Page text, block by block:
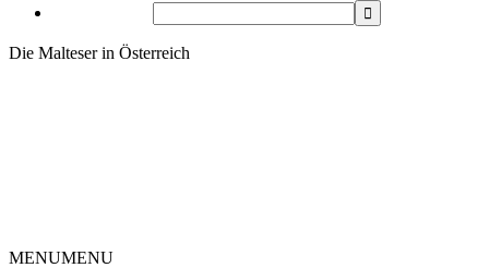
Die Malteser in Österreich
MENUMENU